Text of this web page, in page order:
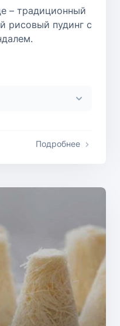
– традиционный
рисовый пудинг с
Подробнее